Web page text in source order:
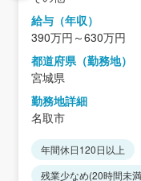
給与（年収）
390万円～630万円
都道府県（勤務地）
宮城県
勤務地詳細
名取市
年間休日120日以上
残業少なめ(20時間未